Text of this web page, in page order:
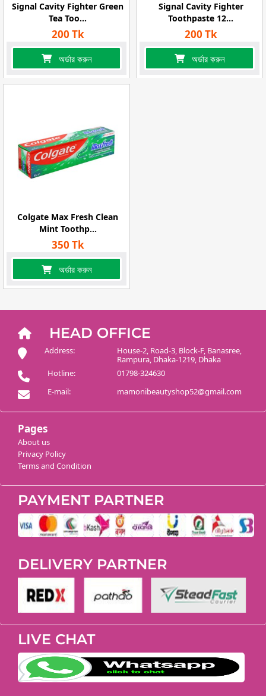
Signal Cavity Fighter Green
Tea Too...
200 Tk
অর্ডার করুন
Signal Cavity Fighter
Toothpaste 12...
200 Tk
অর্ডার করুন
Colgate Max Fresh Clean
Mint Toothp...
350 Tk
অর্ডার করুন
HEAD OFFICE
Address:
House-2, Road-3, Block-F, Banasree,
Rampura, Dhaka-1219, Dhaka
Hotline:
01798-324630
E-mail:
mamonibeautyshop52@gmail.com
Pages
About us
Privacy Policy
Terms and Condition
PAYMENT PARTNER
DELIVERY PARTNER
LIVE CHAT